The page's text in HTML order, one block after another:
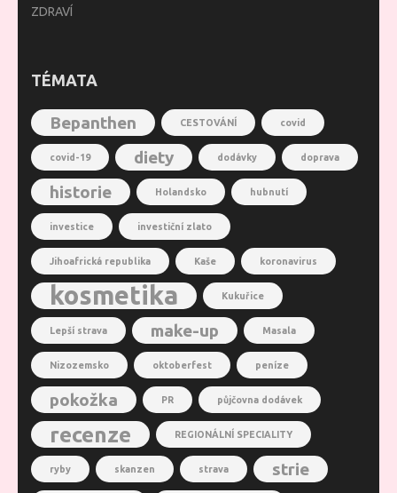
ZDRAVÍ
TÉMATA
Bepanthen CESTOVÁNÍ covid
covid-19 diety dodávky doprava
historie Holandsko hubnutí
investice investiční zlato
Jihoafrická republika Kaše koronavirus
kosmetika Kukuřice
Lepší strava make-up Masala
Nizozemsko oktoberfest peníze
pokožka PR půjčovna dodávek
recenze REGIONÁLNÍ SPECIALITY
ryby skanzen strava strie